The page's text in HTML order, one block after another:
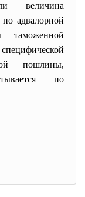
величина
адвалорной
таможенной
пошлины,
по